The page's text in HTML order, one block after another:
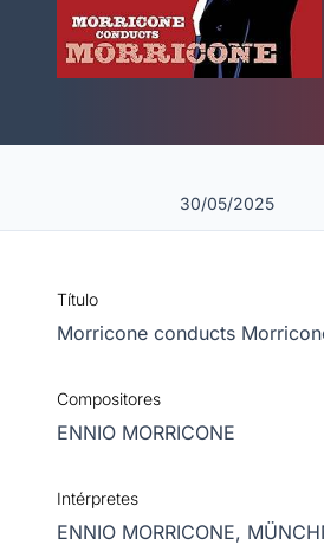
30/05/2025
Título
Morricone conducts
Compositores
ENNIO MORRICONE
Intérpretes
ENNIO MORRICONE,